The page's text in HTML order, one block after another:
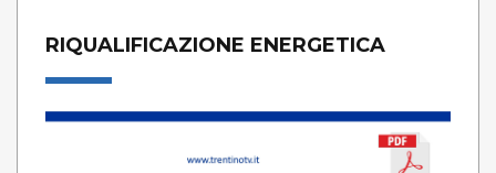
RIQUALIFICAZIONE ENERGETICA